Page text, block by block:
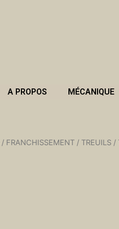
A PROPOS MÉCANIQUE
/ FRANCHISSEMENT / TREUILS /